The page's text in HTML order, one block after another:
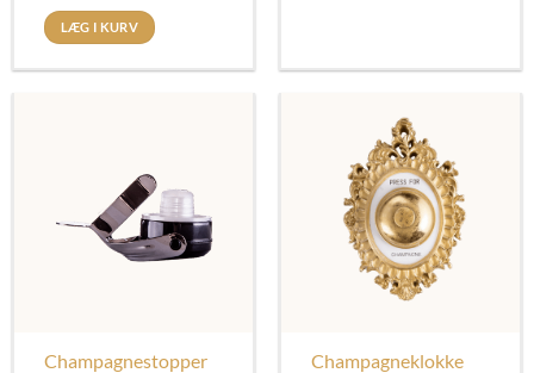
LÆG I KURV
Champagnestopper Champagneklokke